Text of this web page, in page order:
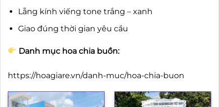
Lẵng kính viếng tone trắng – xanh
Giao đúng thời gian yêu cầu
Danh mục hoa chia buồn:
https://hoagiare.vn/danh-muc/hoa-chia-buon